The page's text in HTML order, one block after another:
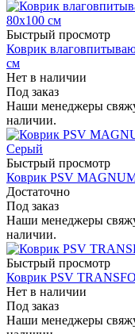
Быстрый просмотр
Коврик
см
Нет в наличии
Под заказ
Наши менеджеры
наличии.
Быстрый просмотр
Коврик PSV
Достаточно
Под заказ
Наши менеджеры
наличии.
Быстрый просмотр
Коврик PSV
Нет в наличии
Под заказ
Наши менеджеры